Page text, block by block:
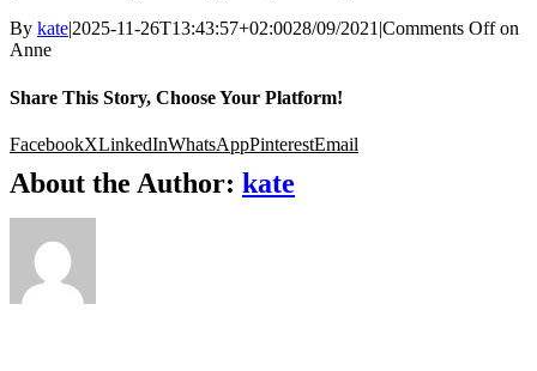
By kate|2025-11-26T13:43:57+02:0028/09/2021|Comments Offon
Anne
Share This Story, Choose Your Platform!
FacebookXLinkedInWhatsAppPinterestEmail
About the Author: kate